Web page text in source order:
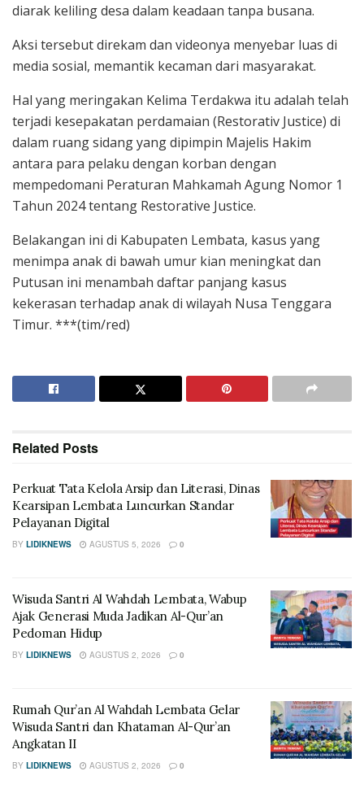
diarak keliling desa dalam keadaan tanpa busana.
Aksi tersebut direkam dan videonya menyebar luas di
media sosial, memantik kecaman dari masyarakat.
Hal yang meringakan Kelima Terdakwa itu adalah telah
terjadi kesepakatan perdamaian (Restorativ Justice) di
dalam ruang sidang yang dipimpin Majelis Hakim
antara para pelaku dengan korban dengan
mempedomani Peraturan Mahkamah Agung Nomor 1
Tahun 2024 tentang Restorative Justice.
Belakangan ini di Kabupaten Lembata, kasus yang
menimpa anak di bawah umur kian meningkat dan
Putusan ini menambah daftar panjang kasus
kekerasan terhadap anak di wilayah Nusa Tenggara
Timur. ***(tim/red)
Related Posts
Perkuat Tata Kelola Arsip dan Literasi, Dinas
Kearsipan Lembata Luncurkan Standar
Pelayanan Digital
BY LIDIKNEWS AGUSTUS 5, 2026 0
Wisuda Santri Al Wahdah Lembata, Wabup
Ajak Generasi Muda Jadikan Al-Qur’an
Pedoman Hidup
BY LIDIKNEWS AGUSTUS 2, 2026 0
Rumah Qur’an Al Wahdah Lembata Gelar
Wisuda Santri dan Khataman Al-Qur’an
Angkatan II
BY LIDIKNEWS AGUSTUS 2, 2026 0